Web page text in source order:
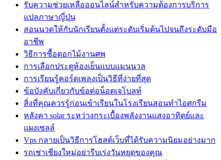
รับความช่วยเหลือออนไลน์สำหรับความต้องการบริการ
แปลภาษาญี่ปุ่น
สอนนวดให้กับนักเรียนตั้งแต่ระดับเริ่มต้นไปจนถึงระดับมือ
อาชีพ
วิธีการซื้อดอกไม้งานศพ
การเลือกประตูห้องเย็นแบบแมนนวล
การเรียนรู้คอร์ดเพลงเป็นวิธีที่ง่ายที่สุด
ข้อบังคับเกี่ยวกับข้อต่อน็อตเจโบลท์
สิ่งที่คุณควรรู้ก่อนเข้าเรียนในโรงเรียนสอนทำไอศกรีม
หลังคา solar ระหว่างกระเบื้องพลังงานแสงอาทิตย์และ
แผงเซลล์
Vps กลายเป็นวิธีการโฮสต์เว็บที่ได้รับความนิยมอย่างมาก
รถเช่าเชียงใหม่อย่ารีบเร่งวันหยุดของคุณ